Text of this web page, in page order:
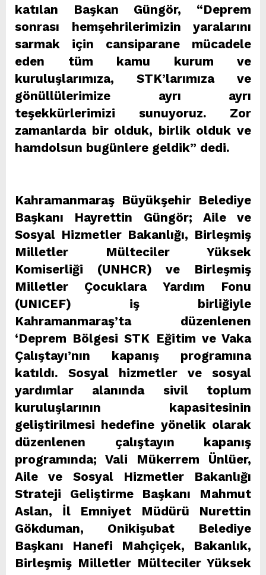
katılan Başkan Güngör, “Deprem
sonrası hemşehrilerimizin yaralarını
sarmak için cansiparane mücadele
eden tüm kamu kurum ve
kuruluşlarımıza, STK’larımıza ve
gönüllülerimize ayrı ayrı
teşekkürlerimizi sunuyoruz. Zor
zamanlarda bir olduk, birlik olduk ve
hamdolsun bugünlere geldik” dedi.
Kahramanmaraş Büyükşehir Belediye
Başkanı Hayrettin Güngör; Aile ve
Sosyal Hizmetler Bakanlığı, Birleşmiş
Milletler Mülteciler Yüksek
Komiserliği (UNHCR) ve Birleşmiş
Milletler Çocuklara Yardım Fonu
(UNICEF) iş birliğiyle
Kahramanmaraş’ta düzenlenen
‘Deprem Bölgesi STK Eğitim ve Vaka
Çalıştayı’nın kapanış programına
katıldı. Sosyal hizmetler ve sosyal
yardımlar alanında sivil toplum
kuruluşlarının kapasitesinin
geliştirilmesi hedefine yönelik olarak
düzenlenen çalıştayın kapanış
programında; Vali Mükerrem Ünlüer,
Aile ve Sosyal Hizmetler Bakanlığı
Strateji Geliştirme Başkanı Mahmut
Aslan, İl Emniyet Müdürü Nurettin
Gökduman, Onikişubat Belediye
Başkanı Hanefi Mahçiçek, Bakanlık,
Birleşmiş Milletler Mülteciler Yüksek